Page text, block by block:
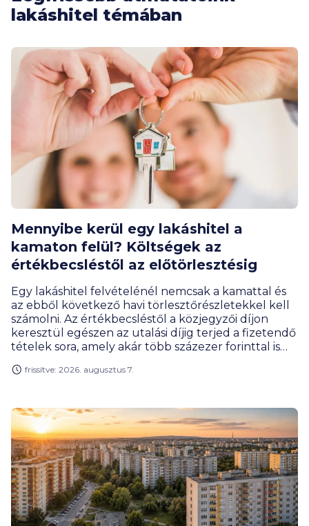
lakáshitel témában
Mennyibe kerül egy lakáshitel a
kamaton felül? Költségek az
értékbecsléstől az előtörlesztésig
Egy lakáshitel felvételénél nemcsak a kamattal és
az ebből következő havi törlesztőrészletekkel kell
számolni. Az értékbecsléstől a közjegyzői díjon
keresztül egészen az utalási díjig terjed a fizetendő
tételek sora, amely akár több százezer forinttal is
díjakra érdemes előre felkészülnöd, és melyeket
frissítve: 2026. augusztus 7.